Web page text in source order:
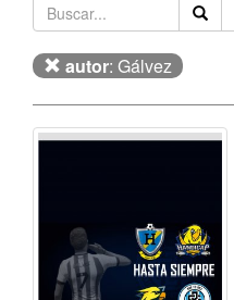
autor: Gálvez